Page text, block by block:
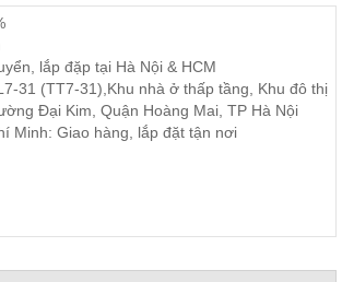
lắp đặp tại Hà Nội & HCM
31 (TT7-31),Khu nhà ở thấp tầng, Khu đô thị
Đại Kim, Quận Hoàng Mai, TP Hà Nội
Minh: Giao hàng, lắp đặt tận nơi